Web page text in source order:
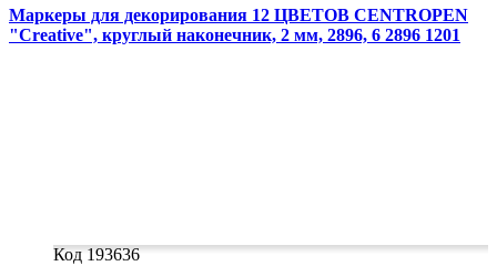
Маркеры для декорирования 12 ЦВЕТОВ CENTROPEN
"Creative", круглый наконечник, 2 мм, 2896, 6 2896 1201
Код 193636